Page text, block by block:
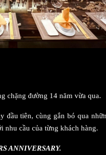
chặng đường 14 năm vừa qua.
tiên, cùng gắn bó qua
cầu của từng khách hàng.
ANNIVERSARY.